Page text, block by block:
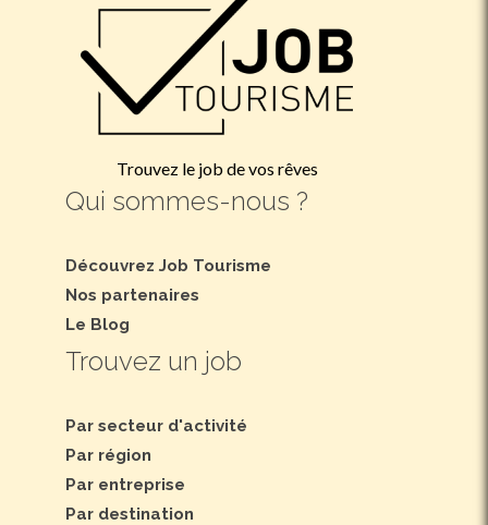
Trouvez le job de vos rêves
Qui sommes-nous ?
Découvrez Job Tourisme
Nos partenaires
Le Blog
Trouvez un job
Par secteur d'activité
Par région
Par entreprise
Par destination